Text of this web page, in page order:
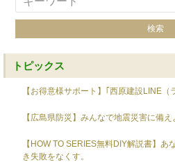
トピックス
【お得意様サポート】｢西原建設LINE
【広島県防災】みんなで地震災害に備え
【HOW TO SERIES無料DIY解説書】
き失敗をなくす。